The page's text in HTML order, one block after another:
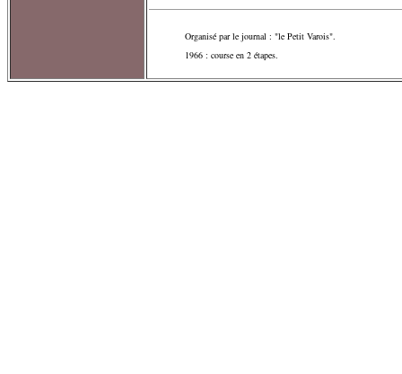
Organisé par le journal : "le Petit Varois".
1966 : course en 2 étapes.